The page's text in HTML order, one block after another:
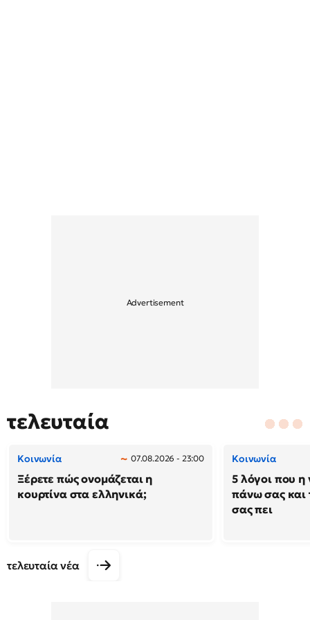
τελευταία
Κοινωνία 07.08.2026 - 23:00
Ξέρετε πώς ονομάζεται η
κουρτίνα στα ελληνικά;
Κοινωνία
5 λόγοι που η
πάνω σας και
σας πει
τελευταία νέα